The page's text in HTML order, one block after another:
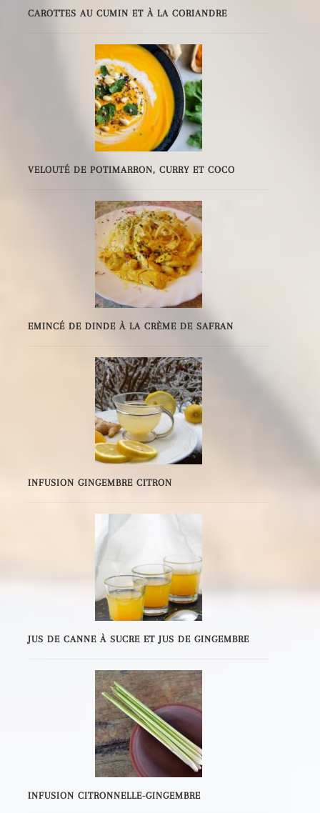
CAROTTES AU CUMIN ET À LA CORIANDRE
VELOUTÉ DE POTIMARRON, CURRY ET COCO
EMINCÉ DE DINDE À LA CRÈME DE SAFRAN
INFUSION GINGEMBRE CITRON
JUS DE CANNE À SUCRE ET JUS DE GINGEMBRE
INFUSION CITRONNELLE-GINGEMBRE